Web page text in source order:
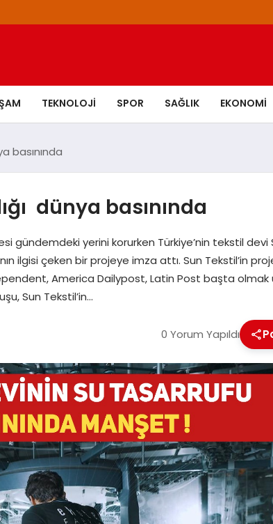
TEKNOLOJI SPOR SAĞLIK EKONOMI
basınında
dünya basınında
gündemdeki yerini korurken Türkiye’nin tekstil devi
ilgisi çeken bir projeye imza attı. Sun Tekstil’in
America Dailypost, Latin Post başta olmak
Sun Tekstil’in…
0 Yorum Yapıldı